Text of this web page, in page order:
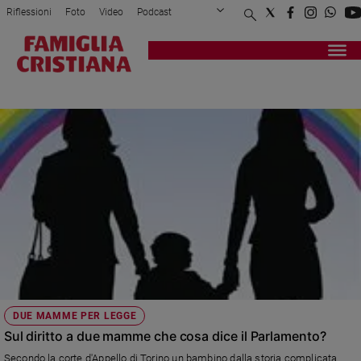
Attualità
Politica
Mondo
Economia
Legalità
giustizia
Sport
Interviste
Papa
Papa
Riflessioni Foto Video Podcast
Privacy Policy Chi siamo
Registrati Redazione
DUE MAMME PER LEGGE
Sul diritto a due mamme che cosa dice il Parlamento?
Secondo la corte d'Appello di Torino un bambino dalla storia complicata